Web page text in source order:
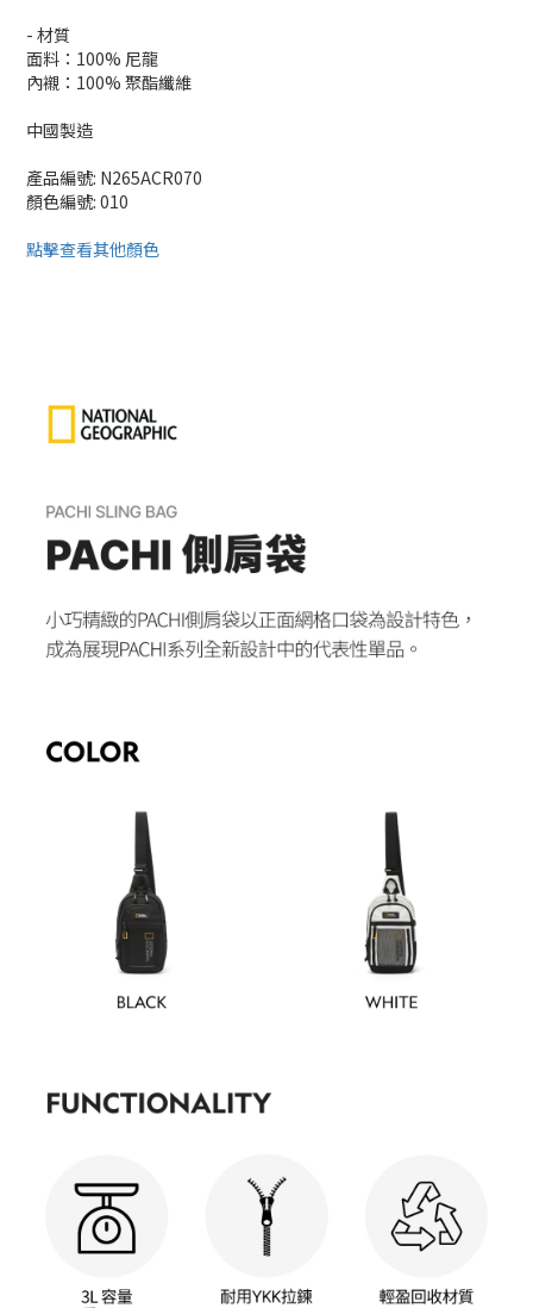
- 材質
面料：100% 尼龍
內襯：100% 聚酯纖維
中國製造
產品編號: N265ACR070
顏色編號: 010
點擊查看其他顏色